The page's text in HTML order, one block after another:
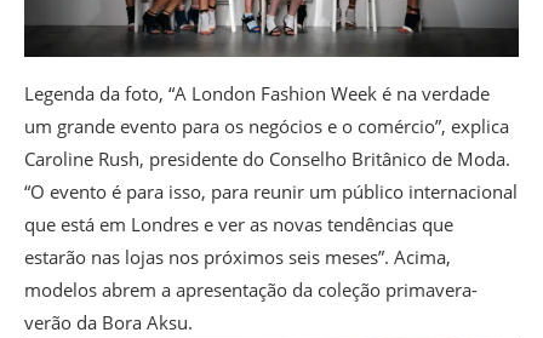
Legenda da foto, “A London Fashion Week é na verdade
um grande evento para os negócios e o comércio”, explica
Caroline Rush, presidente do Conselho Britânico de Moda.
“O evento é para isso, para reunir um público internacional
que está em Londres e ver as novas tendências que
estarão nas lojas nos próximos seis meses”. Acima,
modelos abrem a apresentação da coleção primavera-
verão da Bora Aksu.